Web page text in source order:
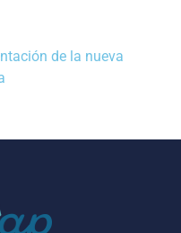
de la nueva